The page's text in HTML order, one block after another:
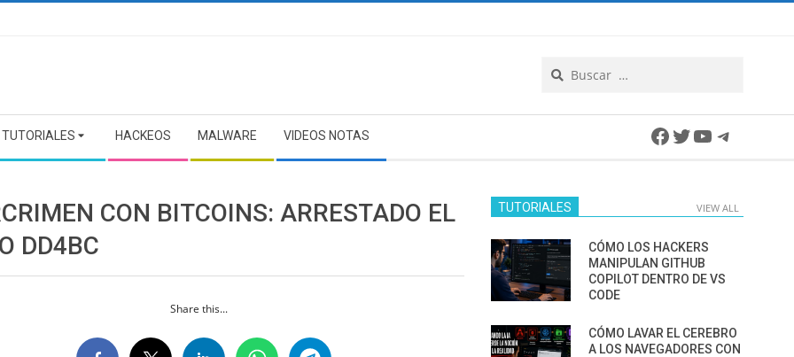
TUTORIALES HACKEOS MALWARE VIDEOS NOTAS Facebook
Twitter
YouTube
CON BITCOINS: ARRESTADO EL
DD4BC
Share this...
TUTORIALES VIEW ALL
CÓMO LOS HACKERS
MANIPULAN GITHUB
COPILOT DENTRO DE VS
CODE
CÓMO LAVAR EL CEREBRO
A LOS NAVEGADORES CON